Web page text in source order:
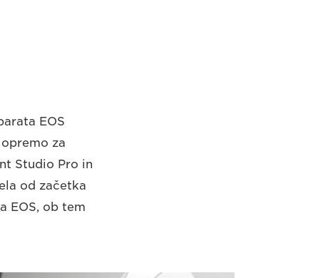
EOS
za
Studio Pro in
od začetka
EOS, ob tem